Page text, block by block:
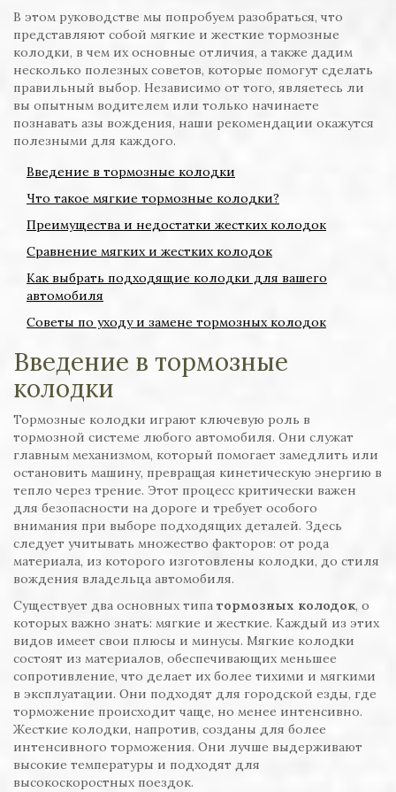
В этом руководстве мы попробуем разобраться, что
представляют собой мягкие и жесткие тормозные
колодки, в чем их основные отличия, а также дадим
несколько полезных советов, которые помогут сделать
правильный выбор. Независимо от того, являетесь ли
вы опытным водителем или только начинаете
познавать азы вождения, наши рекомендации окажутся
полезными для каждого.
Введение в тормозные колодки
Что такое мягкие тормозные колодки?
Преимущества и недостатки жестких колодок
Сравнение мягких и жестких колодок
Как выбрать подходящие колодки для вашего
автомобиля
Советы по уходу и замене тормозных колодок
Введение в тормозные
колодки
Тормозные колодки играют ключевую роль в
тормозной системе любого автомобиля. Они служат
главным механизмом, который помогает замедлить или
остановить машину, превращая кинетическую энергию в
тепло через трение. Этот процесс критически важен
для безопасности на дороге и требует особого
внимания при выборе подходящих деталей. Здесь
следует учитывать множество факторов: от рода
материала, из которого изготовлены колодки, до стиля
вождения владельца автомобиля.
Существует два основных типа тормозных колодок, о
которых важно знать: мягкие и жесткие. Каждый из этих
видов имеет свои плюсы и минусы. Мягкие колодки
состоят из материалов, обеспечивающих меньшее
сопротивление, что делает их более тихими и мягкими
в эксплуатации. Они подходят для городской езды, где
торможение происходит чаще, но менее интенсивно.
Жесткие колодки, напротив, созданы для более
интенсивного торможения. Они лучше выдерживают
высокие температуры и подходят для
высокоскоростных поездок.